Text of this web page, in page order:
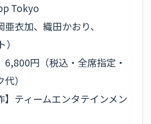
Tokyo
亜衣加、織田かおり、
6,800円（税込・全席指定・
）
】ティームエンタテインメン